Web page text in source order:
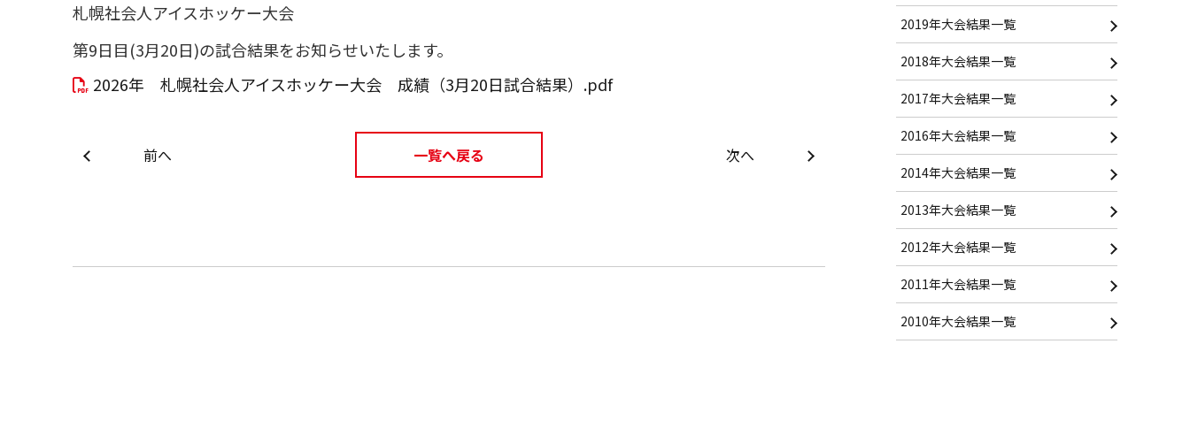
札幌社会人アイスホッケー大会
第9日目(3月20日)の試合結果をお知らせいたします。
2026年 札幌社会人アイスホッケー大会 成績（3月20日試合結果）.pdf
前へ 一覧へ戻る 次へ
2019年大会結果一覧
2018年大会結果一覧
2017年大会結果一覧
2016年大会結果一覧
2014年大会結果一覧
2013年大会結果一覧
2012年大会結果一覧
2011年大会結果一覧
2010年大会結果一覧